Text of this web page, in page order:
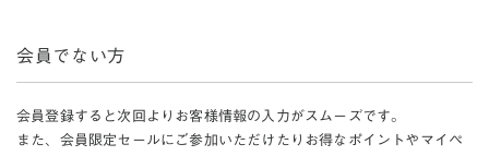
会員でない方
会員登録すると次回よりお客様情報の入力がスムーズです。
また、会員限定セールにご参加いただけたりお得なポイントやマイペ